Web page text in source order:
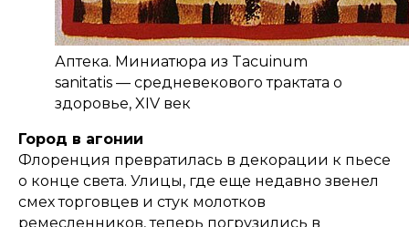
Аптека. Миниатюра из Tacuinum
sanitatis — средневекового трактата о
здоровье, XIV век
Город в агонии
Флоренция превратилась в декорации к пьесе
о конце света. Улицы, где еще недавно звенел
смех торговцев и стук молотков
ремесленников, теперь погрузились в